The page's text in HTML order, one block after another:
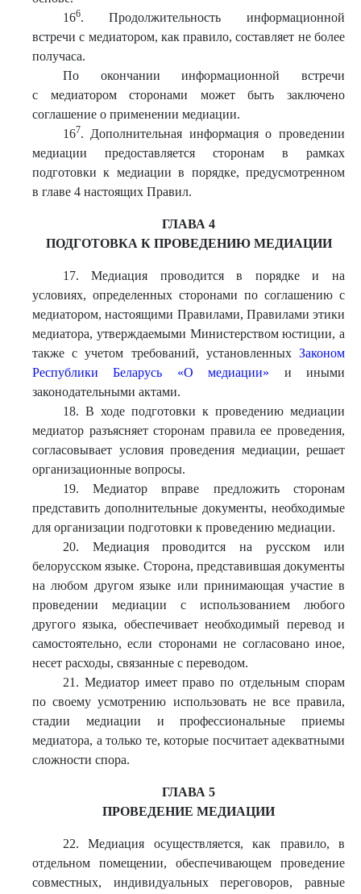
166. Продолжительность информационной
встречи с медиатором, как правило, составляет не более
получаса.
По окончании информационной встречи
с медиатором сторонами может быть заключено
соглашение о применении медиации.
167. Дополнительная информация о проведении
медиации предоставляется сторонам в рамках
подготовки к медиации в порядке, предусмотренном
в главе 4 настоящих Правил.
ГЛАВА 4
ПОДГОТОВКА К ПРОВЕДЕНИЮ МЕДИАЦИИ
17. Медиация проводится в порядке и на
условиях, определенных сторонами по соглашению с
медиатором, настоящими Правилами, Правилами этики
медиатора, утверждаемыми Министерством юстиции, а
также с учетом требований, установленных Законом
Республики Беларусь «О медиации» и иными
законодательными актами.
18. В ходе подготовки к проведению медиации
медиатор разъясняет сторонам правила ее проведения,
согласовывает условия проведения медиации, решает
организационные вопросы.
19. Медиатор вправе предложить сторонам
представить дополнительные документы, необходимые
для организации подготовки к проведению медиации.
20. Медиация проводится на русском или
белорусском языке. Сторона, представившая документы
на любом другом языке или принимающая участие в
проведении медиации с использованием любого
другого языка, обеспечивает необходимый перевод и
самостоятельно, если сторонами не согласовано иное,
несет расходы, связанные с переводом.
21. Медиатор имеет право по отдельным спорам
по своему усмотрению использовать не все правила,
стадии медиации и профессиональные приемы
медиатора, а только те, которые посчитает адекватными
сложности спора.
ГЛАВА 5
ПРОВЕДЕНИЕ МЕДИАЦИИ
22. Медиация осуществляется, как правило, в
отдельном помещении, обеспечивающем проведение
совместных, индивидуальных переговоров, равные